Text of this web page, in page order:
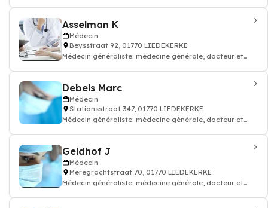
Asselman K
Médecin
Beysstraat 92, 01770 LIEDEKERKE
Médecin généraliste: médecine générale, docteur et
Debels Marc
Médecin
Stationsstraat 347, 01770 LIEDEKERKE
Médecin généraliste: médecine générale, docteur et
Geldhof J
Médecin
Meregrachtstraat 70, 01770 LIEDEKERKE
Médecin généraliste: médecine générale, docteur et